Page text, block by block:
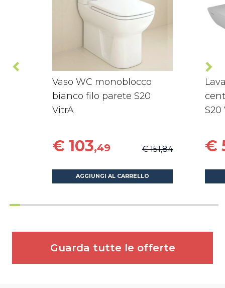
Vaso WC monoblocco
bianco filo parete S20
VitrA
€ 103,49 € 151,84
AGGIUNGI AL CARRELLO
S20
€
Guarda tutte le offerte